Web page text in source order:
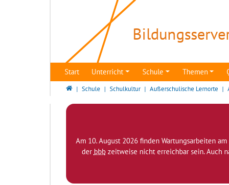
Start Unterricht Schule Themen
Bildungsserver Berlin - Brandenburg
Schule Schulkultur Außerschulische Lernorte
Am 10. August 2026 finden Wartungsarbeiten
der bbbzeitweise nicht erreichbar sein. Auch